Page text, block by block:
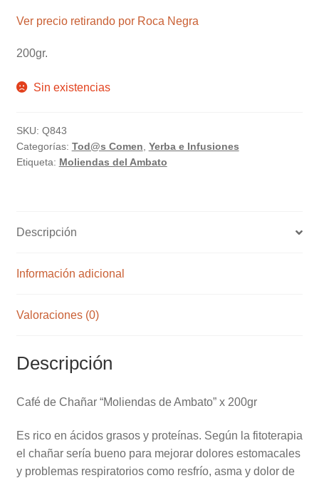
Ver precio retirando por Roca Negra
200gr.
Sin existencias
SKU: Q843
Categorías: Tod@s Comen, Yerba e Infusiones
Etiqueta: Moliendas del Ambato
Descripción
Información adicional
Valoraciones (0)
Descripción
Café de Chañar “Moliendas de Ambato” x 200gr
Es rico en ácidos grasos y proteínas. Según la fitoterapia
el chañar sería bueno para mejorar dolores estomacales
y problemas respiratorios como resfrío, asma y dolor de